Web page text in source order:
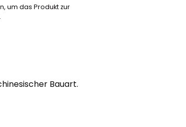
um das Produkt zur
Bauart.